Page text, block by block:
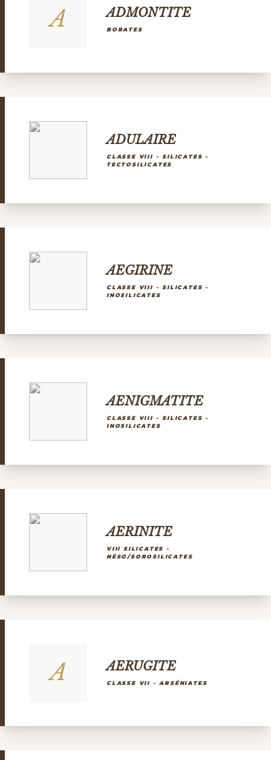
A ADMONTITE
BORATES
ADULAIRE
CLASSE VIII - SILICATES -
TECTOSILICATES
AEGIRINE
CLASSE VIII - SILICATES -
INOSILICATES
AENIGMATITE
CLASSE VIII - SILICATES -
INOSILICATES
AERINITE
VIII SILICATES -
NÉSO/SOROSILICATES
A AERUGITE
CLASSE VII - ARSÉNIATES